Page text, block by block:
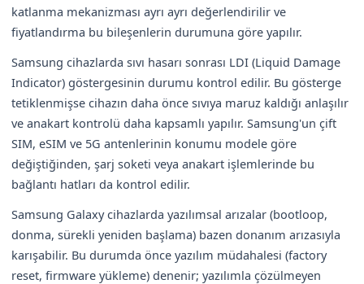
katlanma mekanizması ayrı ayrı değerlendirilir ve
fiyatlandırma bu bileşenlerin durumuna göre yapılır.
Samsung cihazlarda sıvı hasarı sonrası LDI (Liquid Damage
Indicator) göstergesinin durumu kontrol edilir. Bu gösterge
tetiklenmişse cihazın daha önce sıvıya maruz kaldığı anlaşılır
ve anakart kontrolü daha kapsamlı yapılır. Samsung'un çift
SIM, eSIM ve 5G antenlerinin konumu modele göre
değiştiğinden, şarj soketi veya anakart işlemlerinde bu
bağlantı hatları da kontrol edilir.
Samsung Galaxy cihazlarda yazılımsal arızalar (bootloop,
donma, sürekli yeniden başlama) bazen donanım arızasıyla
karışabilir. Bu durumda önce yazılım müdahalesi (factory
reset, firmware yükleme) denenir; yazılımla çözülmeyen